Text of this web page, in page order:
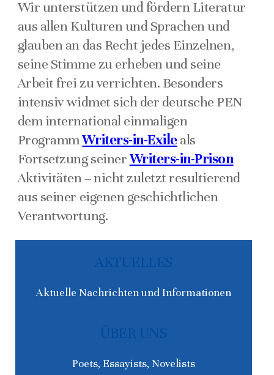
Wir unterstützen und fördern Literatur
aus allen Kulturen und Sprachen und
glauben an das Recht jedes Einzelnen,
seine Stimme zu erheben und seine
Arbeit frei zu verrichten. Besonders
intensiv widmet sich der deutsche PEN
dem international einmaligen
ProgrammWriters-in-Exileals
Fortsetzung seinerWriters-in-Prison
Aktivitäten – nicht zuletzt resultierend
aus seiner eigenen geschichtlichen
Verantwortung.
AKTUELLES
Aktuelle Nachrichten und Informationen
ÜBER UNS
Poets, Essayists, Novelists